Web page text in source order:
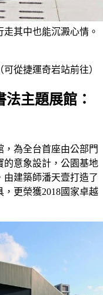
其中也能沉澱心情。
從捷運奇岩站前往）
法主題展館：
為全台首座由公部門
的意象設計，公園基地
建築師潘天壹打造了
更榮獲2018國家卓越